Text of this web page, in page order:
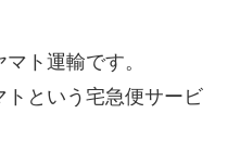
ト運輸です。
という宅急便サービ